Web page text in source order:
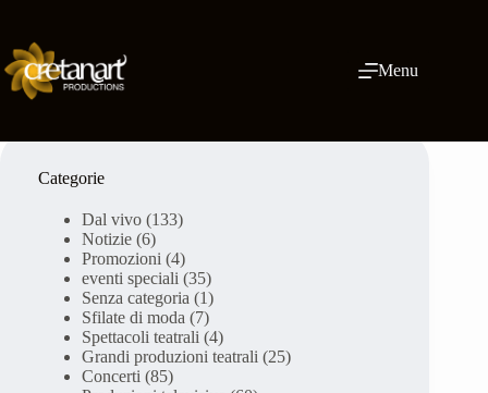
contenuto
Menu
Categorie
Dal vivo (133)
Notizie (6)
Promozioni (4)
eventi speciali (35)
Senza categoria (1)
Sfilate di moda (7)
Spettacoli teatrali (4)
Grandi produzioni teatrali (25)
Concerti (85)